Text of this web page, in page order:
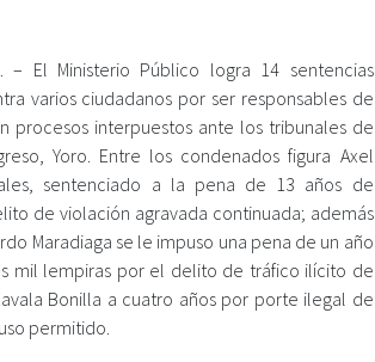
– El Ministerio Público logra 14 sentencias
varios ciudadanos por ser responsables de
procesos interpuestos ante los tribunales de
Yoro. Entre los condenados figura Axel
sentenciado a la pena de 13 años de
de violación agravada continuada; además
Maradiaga se le impuso una pena de un año
mil lempiras por el delito de tráfico ilícito de
Bonilla a cuatro años por porte ilegal de
permitido.